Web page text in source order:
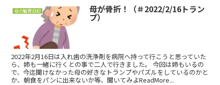
母の観察日記 母が骨折！（＃2022/2/16トラン
プ）
2022年2月16日は入れ歯の洗浄剤を病院へ持って行こうと思っていた
ら、姉も一緒に行くとの事で二人で行きました。 今回は姉もいるの
で、今迄聞けなかった母の好きなトランプやパズルをしているのかと
か、朝食をパンに出来ないか等、聞いてみよReadMore...